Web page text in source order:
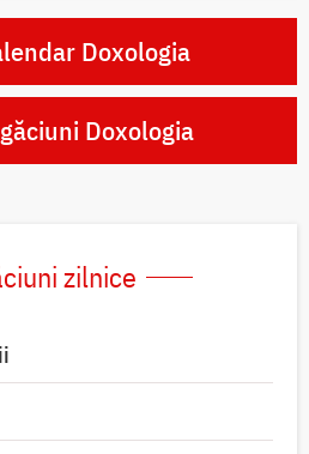
Doxologia
Doxologia
zilnice